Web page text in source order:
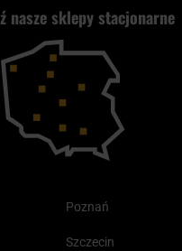
nasze sklepy stacjonarne
Poznań
Szczecin
preppersa